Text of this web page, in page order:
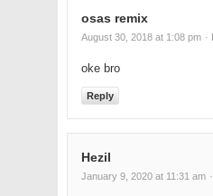
osas remix
August 30, 2018 at 1:08 pm ·
oke bro
Reply
Hezil
January 9, 2020 at 11:31 am